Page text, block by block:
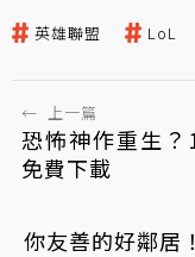
英雄聯盟 LoL
← 上一篇
恐怖神作重生？
免費下載
你友善的好鄰居